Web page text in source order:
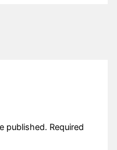
published. Required